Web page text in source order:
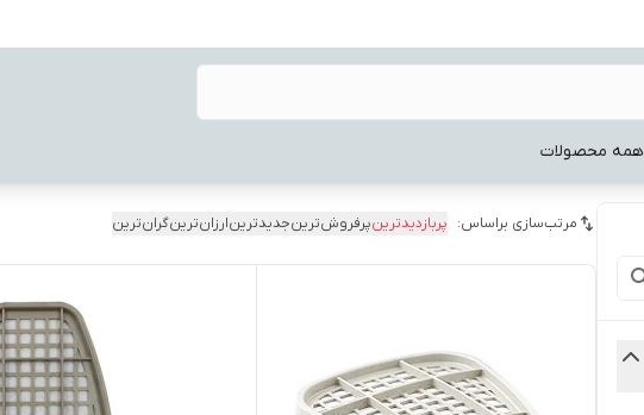
همه محصولات
مرتب‌سازی براساس: پربازدیدترینپرفروش‌ترینجدیدترینارزان‌ترینگران‌ترین